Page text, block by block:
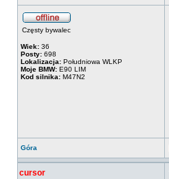
Częsty bywalec
Wiek: 36
Posty: 698
Lokalizacja: Południowa WLKP
Moje BMW: E90 LIM
Kod silnika: M47N2
Góra
cursor